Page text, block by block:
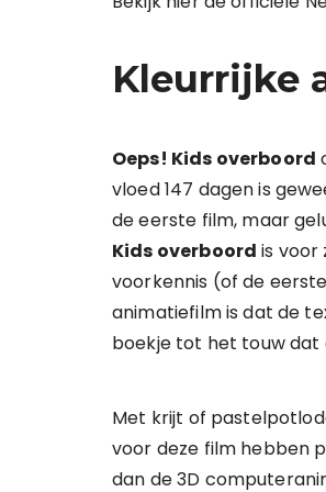
Kleurrijke
Oeps! Kids overboord
vloed 147 dagen is
de eerste film, maar
Kids overboord is voor
voorkennis (of de
animatiefilm is dat de
boekje tot het touw dat
Met krijt of
voor deze film hebben
dan de 3D